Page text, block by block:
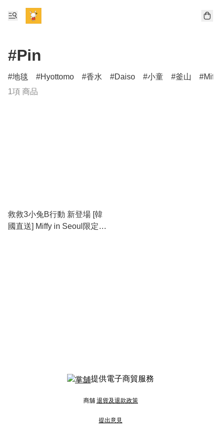
#Pin
地毯 Hyottomo 香水 Daiso 小童 釜山
1項 商品
救救3小兔B行動 新登場 [韓
國直送] Miffy in Seoul限定
提供電子商貿服務
商舖 退貨及退款政策
提出意見